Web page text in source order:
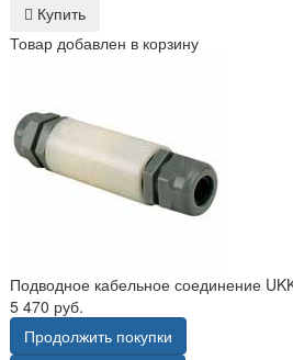
Купить
Товар добавлен в корзину
Подводное кабельное соединение
5 470 руб.
Продолжить покупки